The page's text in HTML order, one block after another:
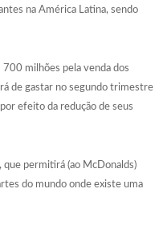
na América Latina, sendo
milhões pela venda dos
de gastar no segundo trimestre
efeito da redução de seus
permitirá (ao McDonalds)
do mundo onde existe uma